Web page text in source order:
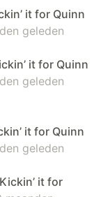
it for Quinn
geleden
it for Quinn
geleden
it for Quinn
geleden
it for